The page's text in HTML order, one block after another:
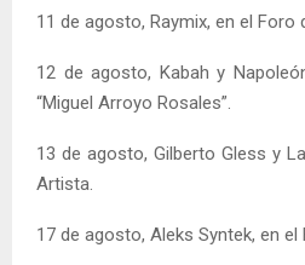
11 de agosto, Raymix, en el Foro
12 de agosto, Kabah y
“Miguel Arroyo Rosales”.
13 de agosto, Gilberto Gless y
Artista.
17 de agosto, Aleks Syntek, en el